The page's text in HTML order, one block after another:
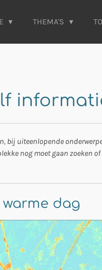
THEMA'S
uiteenlopende
nog moet gaan zoeken
dag